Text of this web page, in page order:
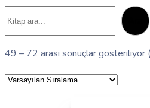
49 – 72 arası sonuçlar